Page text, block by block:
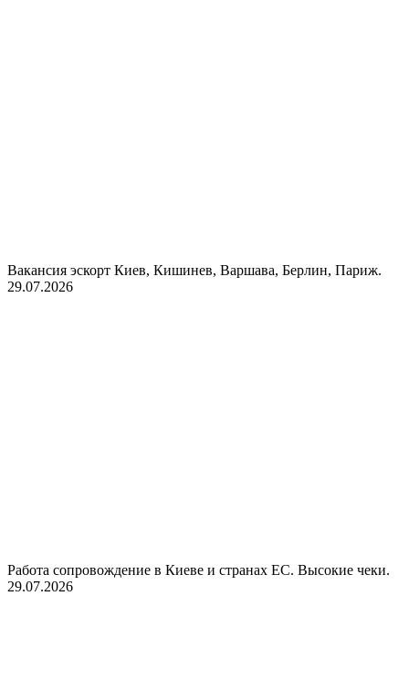
Вакансия эскорт Киев, Кишинев, Варшава, Берлин, Париж.
29.07.2026
Работа сопровождение в Киеве и странах ЕС. Высокие чеки.
29.07.2026